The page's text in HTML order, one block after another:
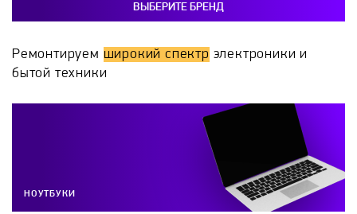
ВЫБЕРИТЕ БРЕНД
Ремонтируем широкий спектр электроники и
бытой техники
НОУТБУКИ